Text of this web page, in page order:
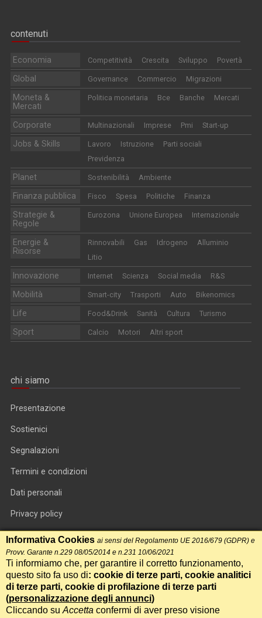
contenuti
Economia Competitività Crescita Sviluppo Povertà
Global Governance Commercio Migrazioni
Moneta &
Mercati
Politica monetaria Bce Banche Mercati
Corporate Multinazionali Imprese Pmi Start-up
Jobs & Skills Lavoro Istruzione
Parti sociali
Previdenza
Planet Sostenibilità Ambiente
Finanza pubblica Fisco Spesa Politiche Finanza
Strategie &
Regole
Eurozona Unione Europea Internazionale
Energie &
Risorse
Rinnovabili Gas Idrogeno
Alluminio
Litio
Innovazione Internet Scienza Social media R&S
Mobilità Smart-city Trasporti Auto Bikenomics
Life Food&Drink Sanità Cultura Turismo
Sport Calcio Motori Altri sport
chi siamo
Presentazione
Sostienici
Segnalazioni
Termini e condizioni
Dati personali
Privacy policy
Informativa cookie
RSS feed
RSS Top News
Contatti
Informativa Cookies ai sensi del Regolamento UE 2016/679 (GDPR) e
Provv. Garante n.229 08/05/2014 e n.231 10/06/2021
Ti informiamo che, per garantire il corretto funzionamento,
questo sito fa uso di: cookie di terze parti, cookie analitici
di terze parti, cookie di profilazione di terze parti
(personalizzazione degli annunci)
Cliccando su Accetta confermi di aver preso visione